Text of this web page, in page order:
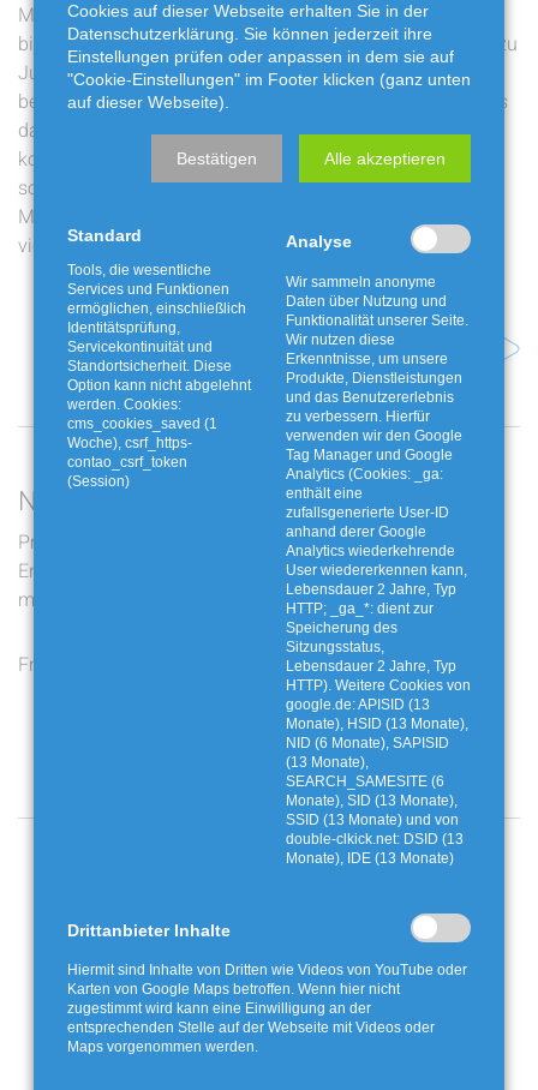
Medien für unsere Kommunikation geworden sind. Sie
bilden online wie im direkten Kontakt vor Ort eine Brücke zu
Jugendlichen. Gleichzeitig hat uns die BiB 2026 kreativ
beflügelt. Mit vielen neuen Ideen im Gepäck freuen wir uns
darauf, unser Konzept weiterzuentwickeln. Unser Ziel: im
kommenden Jahr nicht nur einen Stand zu präsentieren,
sondern eine interaktive Erlebnisfläche, die jungen
Menschen spielerisch vermittelt, wie spannend und
vielseitig die AWG Bassum ist.
Nächster Artikel
Neueste Beiträge
Preis- und
Entgeltanpassungen: Das
müssen Sie jetzt wissen
Digitale Lernallianzen: KI-
Reportage zu
Problemabfällen
Frost in der Tonne
Wertvolle Bioabfälle - Für
uns und unsere Umwelt
Angebote und Aktionen
Cookies auf dieser Webseite erhalten Sie in der
Datenschutzerklärung. Sie können jederzeit ihre
Einstellungen prüfen oder anpassen in dem sie auf
"Cookie-Einstellungen" im Footer klicken (ganz unten
auf dieser Webseite).
Bestätigen Alle akzeptieren
Standard
Tools, die wesentliche
Services und Funktionen
ermöglichen, einschließlich
Identitätsprüfung,
Servicekontinuität und
Standortsicherheit. Diese
Option kann nicht abgelehnt
werden. Cookies:
cms_cookies_saved (1
Woche), csrf_https-
contao_csrf_token
(Session)
Analyse
Wir sammeln anonyme
Daten über Nutzung und
Funktionalität unserer Seite.
Wir nutzen diese
Erkenntnisse, um unsere
Produkte, Dienstleistungen
und das Benutzererlebnis
zu verbessern. Hierfür
verwenden wir den Google
Tag Manager und Google
Analytics (Cookies: _ga:
enthält eine
zufallsgenerierte User-ID
anhand derer Google
Analytics wiederkehrende
User wiedererkennen kann,
Lebensdauer 2 Jahre, Typ
HTTP; _ga_*: dient zur
Speicherung des
Sitzungsstatus,
Lebensdauer 2 Jahre, Typ
HTTP). Weitere Cookies von
google.de: APISID (13
Monate), HSID (13 Monate),
NID (6 Monate), SAPISID
(13 Monate),
SEARCH_SAMESITE (6
Monate), SID (13 Monate),
SSID (13 Monate) und von
double-clkick.net: DSID (13
Monate), IDE (13 Monate)
Drittanbieter Inhalte
Hiermit sind Inhalte von Dritten wie Videos von YouTube oder
Karten von Google Maps betroffen. Wenn hier nicht
zugestimmt wird kann eine Einwilligung an der
entsprechenden Stelle auf der Webseite mit Videos oder
Maps vorgenommen werden.